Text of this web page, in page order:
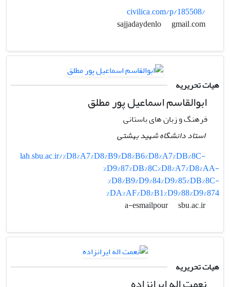
civilica.com/p/185508/
gmail.com
هیات تحریریه
ابوالقاسم اسماعیل پور مطلق
فرهنگ و زبان های باستانی
استاد دانشگاه شهید بهشتی
lah.sbu.ac.ir/%D8%A7%D8%B9%D8%B6%D8%A7%DB%8C-
%D9%87%DB%8C%D8%A7%D8%AA-
%D8%B9%D9%84%D9%85%DB%8C-
%DA%AF%D8%B1%D9%88%D9%874
a-esmailpour
sbu.ac.ir
هیات تحریریه